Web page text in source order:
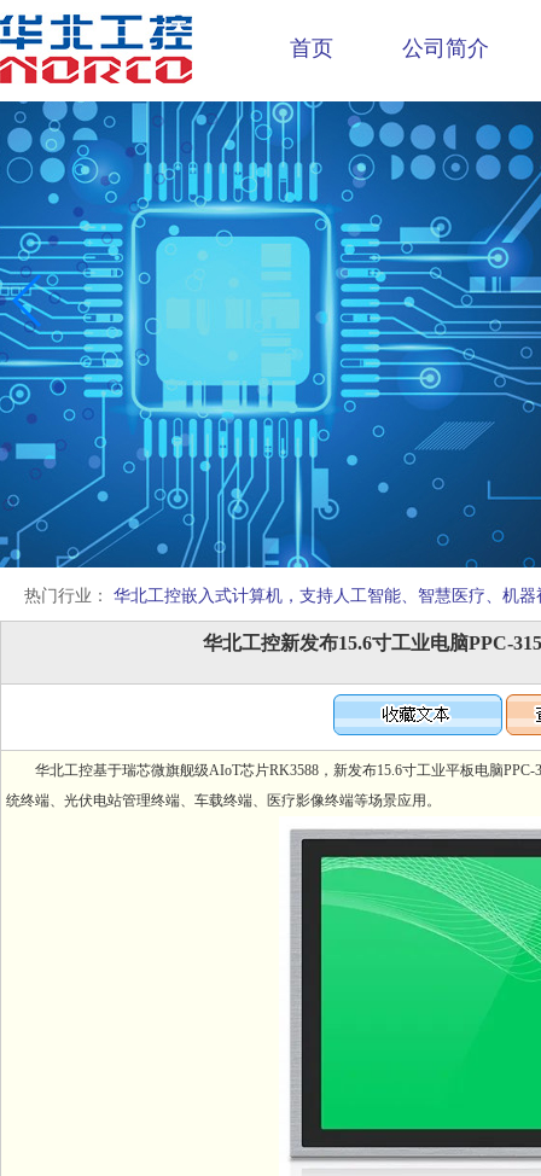
首页 公司简介
热门行业： 华北工控嵌入式计算机，支持人工智能、智慧医疗、机
华北工控新发布15.6寸工业电脑PPC-
华北工控基于瑞芯微旗舰级AIoT芯片RK3588，新发布15.6寸工业平板电脑
统终端、光伏电站管理终端、车载终端、医疗影像终端等场景应用。